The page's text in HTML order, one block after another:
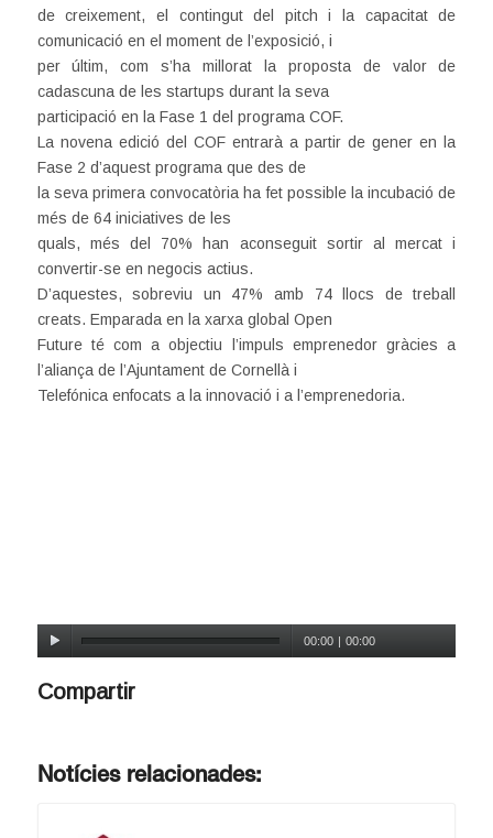
de creixement, el contingut del pitch i la capacitat de
comunicació en el moment de l’exposició, i
per últim, com s’ha millorat la proposta de valor de
cadascuna de les startups durant la seva
participació en la Fase 1 del programa COF.
La novena edició del COF entrarà a partir de gener en la
Fase 2 d’aquest programa que des de
la seva primera convocatòria ha fet possible la incubació de
més de 64 iniciatives de les
quals, més del 70% han aconseguit sortir al mercat i
convertir-se en negocis actius.
D’aquestes, sobreviu un 47% amb 74 llocs de treball
creats. Emparada en la xarxa global Open
Future té com a objectiu l’impuls emprenedor gràcies a
l’aliança de l’Ajuntament de Cornellà i
Telefónica enfocats a la innovació i a l’emprenedoria.
00:00 | 00:00
Compartir
Notícies relacionades: